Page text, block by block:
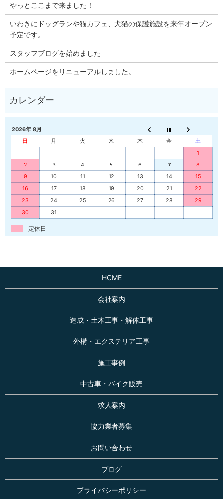
やっとここまで来ました！
いわきにドッグランや猫カフェ、犬猫の保護施設を来年オープン
予定です。
スタッフブログを始めました
ホームページをリニューアルしました。
2026年 8月
日
月 火 水 木 金
土
1
2
3 4 5 6 7
8
9
10 11 12 13 14
15
16
17 18 19 20 21
22
23
24 25 26 27 28
29
30
31
定休日
HOME
会社案内
造成・土木工事・解体工事
外構・エクステリア工事
施工事例
中古車・バイク販売
求人案内
協力業者募集
お問い合わせ
ブログ
プライバシーポリシー